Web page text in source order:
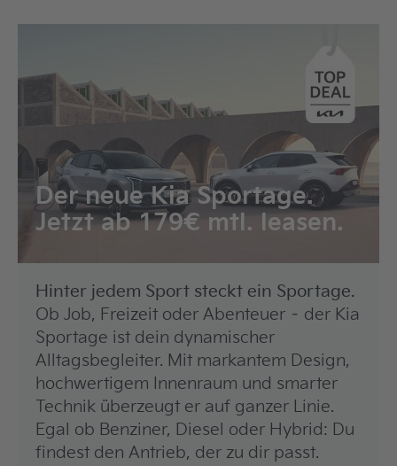
Der neue Kia Sportage.
Jetzt ab 179€ mtl. leasen.
Hinter jedem Sport steckt ein Sportage.
Ob Job, Freizeit oder Abenteuer – der Kia
Sportage ist dein dynamischer
Alltagsbegleiter. Mit markantem Design,
hochwertigem Innenraum und smarter
Technik überzeugt er auf ganzer Linie.
Egal ob Benziner, Diesel oder Hybrid: Du
findest den Antrieb, der zu dir passt.